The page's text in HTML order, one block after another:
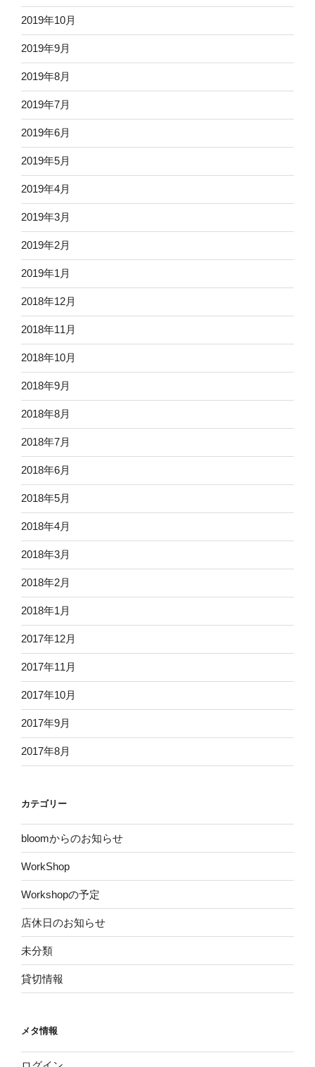
2019年10月
2019年9月
2019年8月
2019年7月
2019年6月
2019年5月
2019年4月
2019年3月
2019年2月
2019年1月
2018年12月
2018年11月
2018年10月
2018年9月
2018年8月
2018年7月
2018年6月
2018年5月
2018年4月
2018年3月
2018年2月
2018年1月
2017年12月
2017年11月
2017年10月
2017年9月
2017年8月
カテゴリー
bloomからのお知らせ
WorkShop
Workshopの予定
店休日のお知らせ
未分類
貸切情報
メタ情報